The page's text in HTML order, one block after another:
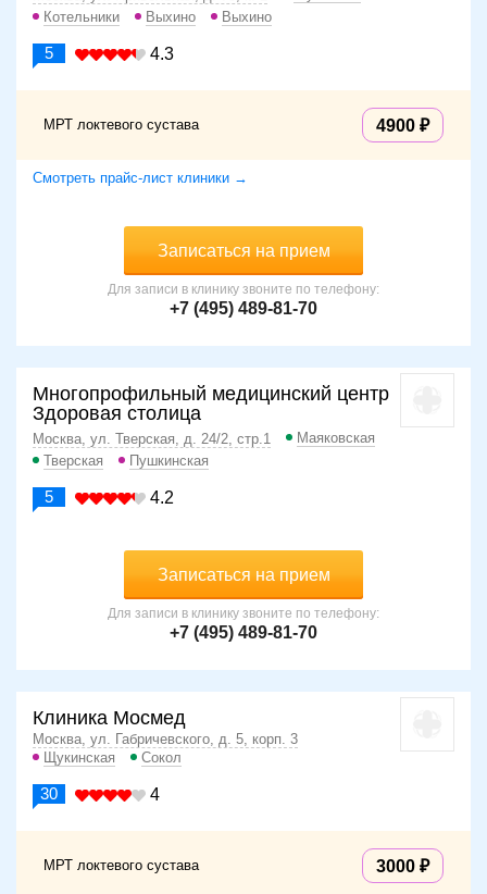
Котельники
Выхино Выхино
5 4.3
МРТ локтевого сустава 4900
Смотреть прайс-лист клиники →
Записаться на прием
Для записи в клинику звоните по телефону:
+7 (495) 489-81-70
Многопрофильный медицинский центр
Здоровая столица
Москва, ул. Тверская, д. 24/2, стр.1
Маяковская
Тверская
Пушкинская
5 4.2
Записаться на прием
Для записи в клинику звоните по телефону:
+7 (495) 489-81-70
Клиника Мосмед
Москва, ул. Габричевского, д. 5, корп. 3
Щукинская
Сокол
30 4
МРТ локтевого сустава 3000